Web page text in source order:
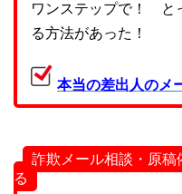
ワンステップで！ と
る方法があった！
本当の差出人のメ
詐欺メール相談・原稿
る